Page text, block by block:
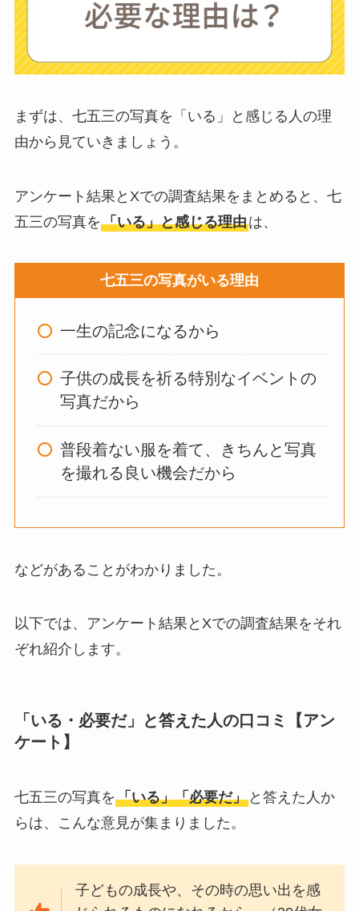
布団クリーナーはい
った？代用は布団乾
わりのものは何がい
い？
ウォーターテーブル
し手作り
ってよかった？
オイルポットはいる
いらない？やめた人
は？代用品
いらないしダサい？
るのはどう？代わり
してる？100均で代用
まずは、七五三の写真を「いる」と感じる人の理
由から見ていきましょう。
アンケート結果とXでの調査結果をまとめると、七
五三の写真を「いる」と感じる理由は、
七五三の写真がいる理由
一生の記念になるから
子供の成長を祈る特別なイベントの
写真だから
普段着ない服を着て、きちんと写真
を撮れる良い機会だから
などがあることがわかりました。
以下では、アンケート結果とXでの調査結果をそれ
ぞれ紹介します。
「いる・必要だ」と答えた人の口コミ【アン
ケート】
七五三の写真を「いる」「必要だ」と答えた人か
らは、こんな意見が集まりました。
子どもの成長や、その時の思い出を感